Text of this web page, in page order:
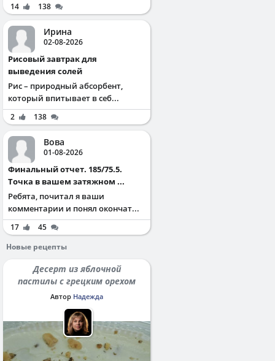
14 138
Ирина
02-08-2026
Рисовый завтрак для
выведения солей
Рис – природный абсорбент,
который впитывает в себ...
2 138
Вова
01-08-2026
Финальный отчет. 185/75.5.
Точка в вашем затяжном ...
Ребята, почитал я ваши
комментарии и понял окончат...
17
45
Новые рецепты
Десерт из яблочной
пастилы с грецким орехом
Автор Надежда